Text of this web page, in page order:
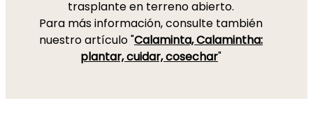
trasplante en terreno abierto.
Para más información, consulte también
nuestro artículo "Calaminta, Calamintha:
plantar, cuidar, cosechar"